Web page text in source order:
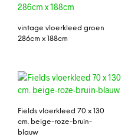
vintage vloerkleed groen
286cm x 188cm
Fields vloerkleed 70 x 130
cm. beige-roze-bruin-
blauw